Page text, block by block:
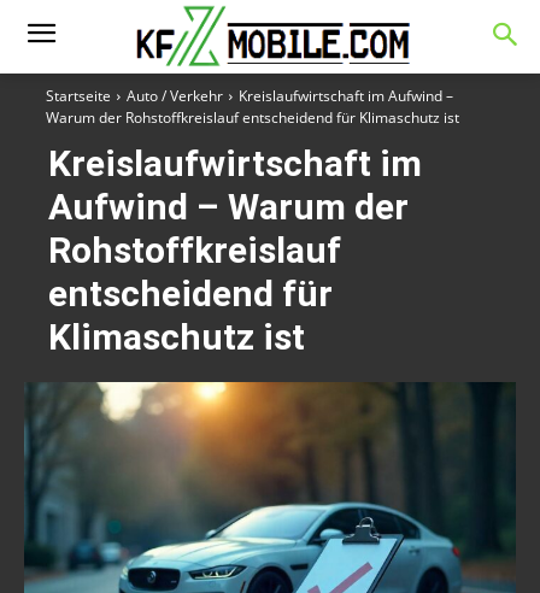
Startseite Auto / Verkehr
Kreislaufwirtschaft im Aufwind –
Warum der Rohstoffkreislauf entscheidend für Klimaschutz ist
Kreislaufwirtschaft im
Aufwind – Warum der
Rohstoffkreislauf
entscheidend für
Klimaschutz ist